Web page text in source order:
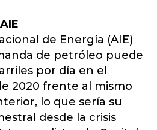
de Energía (AIE)
de petróleo puede
por día en el
2020 frente al mismo
lo que sería su
desde la crisis